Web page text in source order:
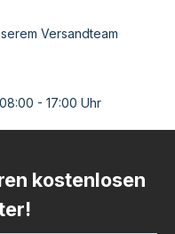
Versandteam
- 17:00 Uhr
kostenlosen